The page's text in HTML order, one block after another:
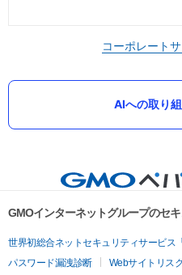
コーポレート
AIへの取り
GMOインターネットグループのセ
世界初総合ネットセキュリティサービス
パスワード漏洩診断
Webサイトリス